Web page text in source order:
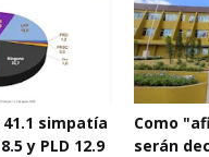
simpatía
y PLD 12.9
Como
serán